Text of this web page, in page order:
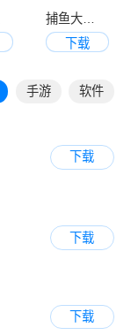
下载
手游 软件
下载
下载
下载